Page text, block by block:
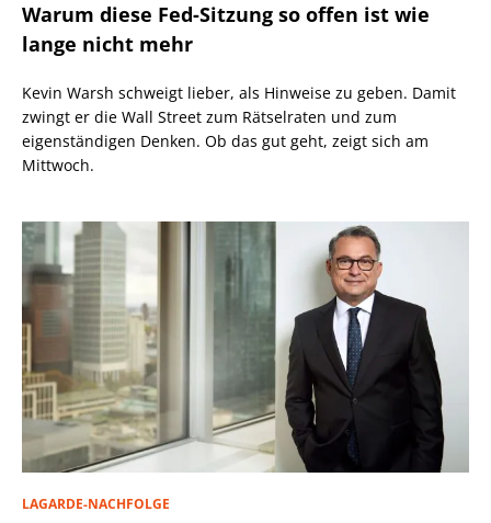
Warum diese Fed-Sitzung so offen ist wie
lange nicht mehr
Kevin Warsh schweigt lieber, als Hinweise zu geben. Damit
zwingt er die Wall Street zum Rätselraten und zum
eigenständigen Denken. Ob das gut geht, zeigt sich am
Mittwoch.
LAGARDE-NACHFOLGE